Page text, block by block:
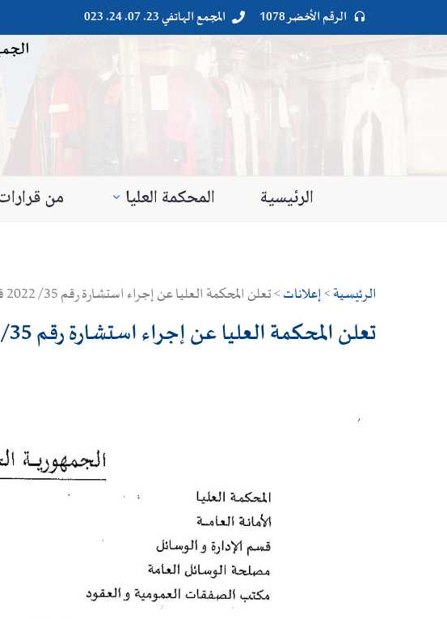

 الرقم الأخضر 1078 
 المجمع الهاتفي 23. 07. 24. 023
الرئيسية المحكمة العليا من
الرئيسية>إعلانات> تعلن المحكمة العليا عن إجراء استشارة رقم 35/ 2022 قصد إقنتاء 2000 رزمة ورق ابيض80غ/َA4
تعلن المحكمة العليا عن إجراء استشارة رقم 35/ 2022 قصد إقنتاء 2000 رزمة ورق ابيض80غ/َA4